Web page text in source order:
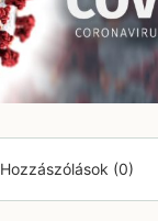
Hozzászólások (0)